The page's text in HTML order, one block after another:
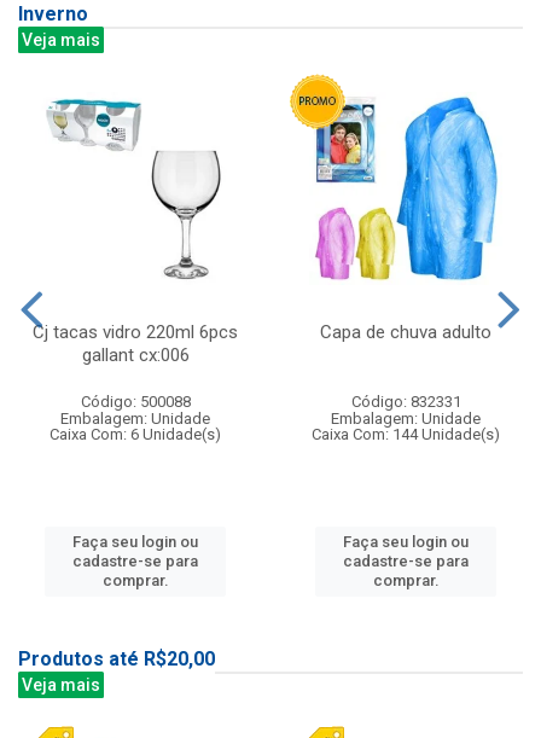
Inverno
Veja mais
Cj tacas vidro 220ml 6pcs
gallant cx:006
Código: 500088
Embalagem: Unidade
Caixa Com: 6 Unidade(s)
Faça seu login ou
cadastre-se para
comprar.
Capa de chuva adulto
Código: 832331
Embalagem: Unidade
Caixa Com: 144 Unidade(s)
Faça seu login ou
cadastre-se para
comprar.
Produtos até R$20,00
Veja mais